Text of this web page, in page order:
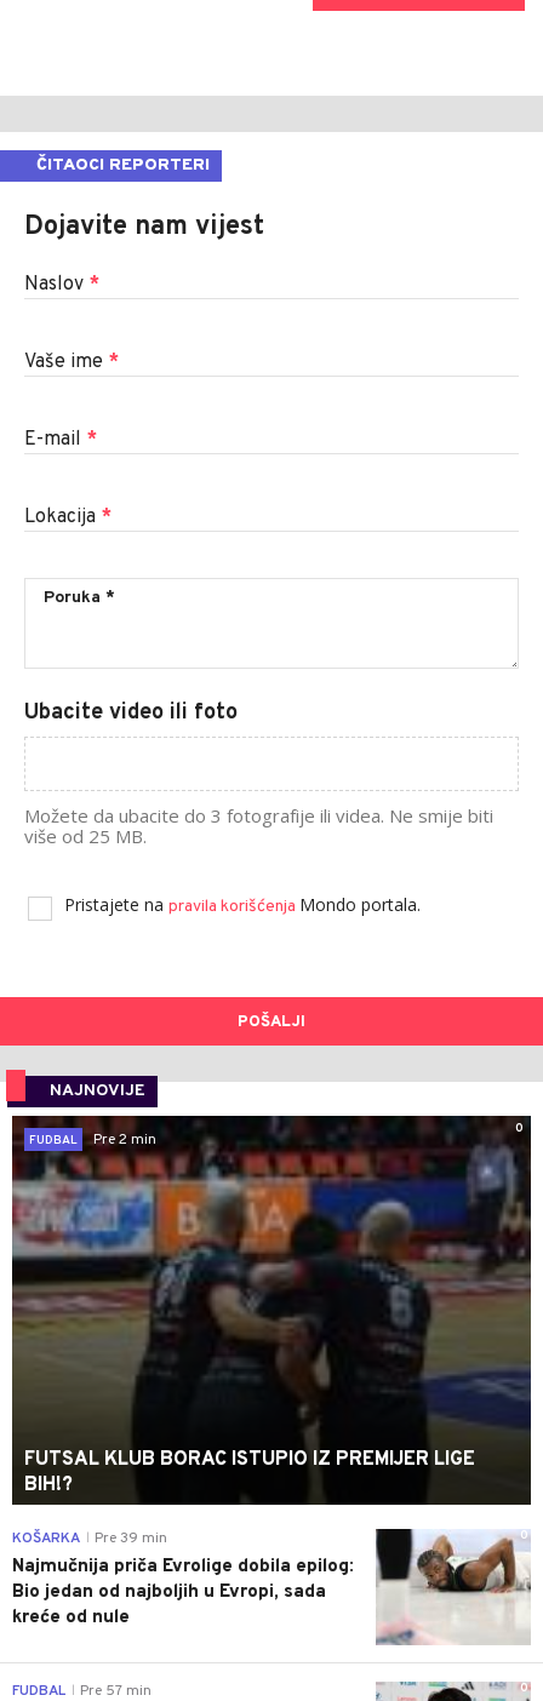
ČITAOCI REPORTERI
Dojavite nam vijest
Naslov *
Vaše ime *
E-mail *
Lokacija *
Ubacite video ili foto
Možete da ubacite do 3 fotografije ili videa. Ne smije biti
više od 25 MB.
Pristajete na pravila korišćenja Mondo portala.
POŠALJI
NAJNOVIJE
0
FUDBAL
Pre 2 min
FUTSAL KLUB BORAC ISTUPIO IZ PREMIJER LIGE
BIH!?
0
KOŠARKA Pre 39 min
Najmučnija priča Evrolige dobila epilog:
Bio jedan od najboljih u Evropi, sada
kreće od nule
0
FUDBAL Pre 57 min